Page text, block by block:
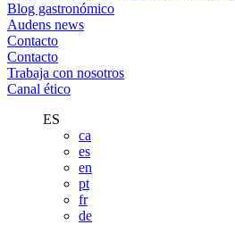
Blog gastronómico
Audens news
Contacto
Contacto
Trabaja con nosotros
Canal ético
ES
ca
es
en
pt
fr
de